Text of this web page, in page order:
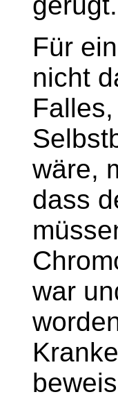
Für
nicht
wäre,
dass
war